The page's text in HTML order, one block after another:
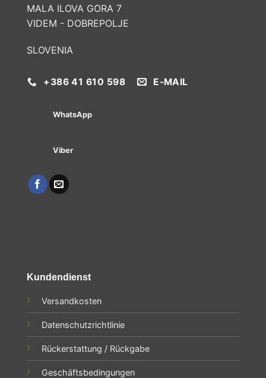
MALA ILOVA GORA 7
VIDEM - DOBREPOLJE
SLOVENIA
+386 41 610 598 E-MAIL
WhatsApp
Viber
Kundendienst
Versandkosten
Datenschutzrichtlinie
Rückerstattung / Rückgabe
Geschäftsbedingungen